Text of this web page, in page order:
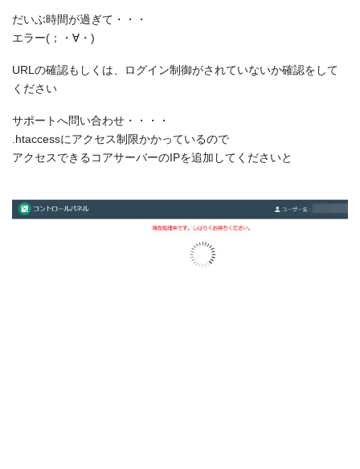
だいぶ時間が過ぎて・・・
エラー(；・∀・)
URLの確認もしくは、ログイン制御がされていないか確認をして
ください
サポートへ問い合わせ・・・・
.htaccessにアクセス制限かかっているので
アクセスできるコアサーバーのIPを追加してくださいと